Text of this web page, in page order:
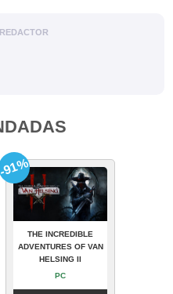
REDACTOR
THE INCREDIBLE
ADVENTURES OF VAN
HELSING II
PC